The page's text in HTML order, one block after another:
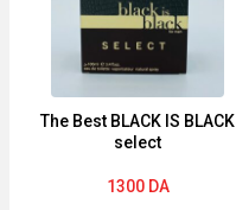
The Best BLACK IS BLACK
select
1300 DA